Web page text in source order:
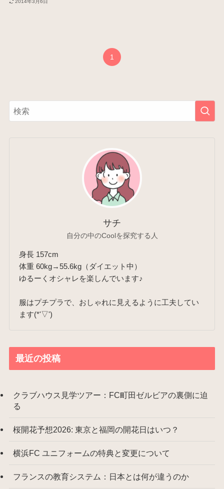
2014年3月6日
1
サチ
自分の中のCoolを探究する人
身長 157cm
体重 60kg→55.6kg（ダイエット中）
ゆるーくオシャレを楽しんでいます♪
服はプチプラで、おしゃれに見えるように工夫してい
ます(*'▽')
最近の投稿
クラブハウス見学ツアー：FC町田ゼルビアの裏側に迫
る
桜開花予想2026: 東京と福岡の開花日はいつ？
横浜FC ユニフォームの特典と変更について
フランスの教育システム：日本とは何が違うのか